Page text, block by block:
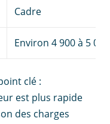
Cadre
Environ 4 900 à 5
clé :
est plus rapide
des charges